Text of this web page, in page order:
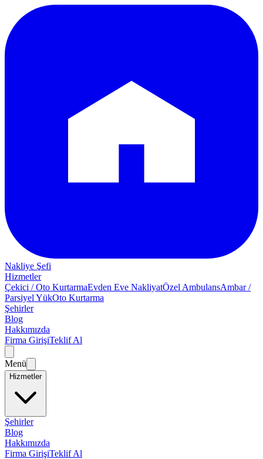
Nakliye Şefi
Hizmetler
Çekici / Oto KurtarmaEvden Eve NakliyatÖzel AmbulansAmbar /
Parsiyel YükOto Kurtarma
Şehirler
Blog
Hakkımızda
Firma GirişiTeklif Al
Menü
Hizmetler
Şehirler
Blog
Hakkımızda
Firma GirişiTeklif Al